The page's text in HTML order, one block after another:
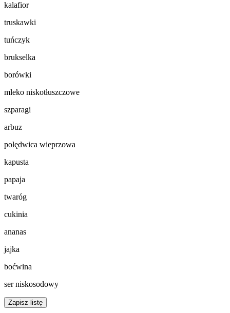
kalafior
truskawki
tuńczyk
brukselka
borówki
mleko niskotłuszczowe
szparagi
arbuz
polędwica wieprzowa
kapusta
papaja
twaróg
cukinia
ananas
jajka
boćwina
ser niskosodowy
Zapisz listę